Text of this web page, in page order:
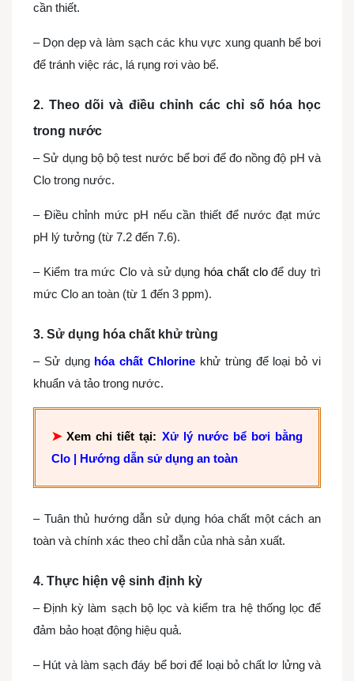
cần thiết.
– Dọn dẹp và làm sạch các khu vực xung quanh bể bơi
để tránh việc rác, lá rụng rơi vào bể.
2. Theo dõi và điều chỉnh các chỉ số hóa học
trong nước
– Sử dụng bộ bộ test nước bể bơi để đo nồng độ pH và
Clo trong nước.
– Điều chỉnh mức pH nếu cần thiết để nước đạt mức
pH lý tưởng (từ 7.2 đến 7.6).
– Kiểm tra mức Clo và sử dụng hóa chất clođể duy trì
mức Clo an toàn (từ 1 đến 3 ppm).
3. Sử dụng hóa chất khử trùng
– Sử dụng hóa chất Chlorine khử trùng để loại bỏ vi
khuẩn và tảo trong nước.
➤Xem chi tiết tại: Xử lý nước bể bơi bằng
Clo | Hướng dẫn sử dụng an toàn
– Tuân thủ hướng dẫn sử dụng hóa chất một cách an
toàn và chính xác theo chỉ dẫn của nhà sản xuất.
4. Thực hiện vệ sinh định kỳ
– Định kỳ làm sạch bộ lọc và kiểm tra hệ thống lọc để
đảm bảo hoạt động hiệu quả.
– Hút và làm sạch đáy bể bơi để loại bỏ chất lơ lửng và